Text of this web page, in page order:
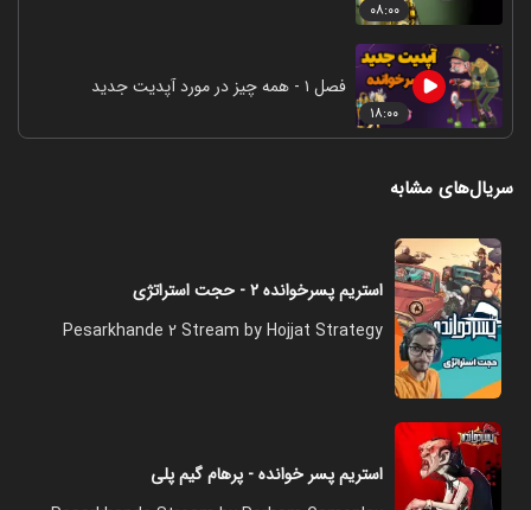
۰۸:۰۰
۱۸:۰۰
فصل ۱ - همه چیز در مورد آپدیت جدید
سریال‌های مشابه
استریم پسرخوانده ۲ - حجت استراتژی
Pesarkhande 2 Stream by Hojjat Strategy
استریم پسر خوانده - پرهام گیم پلی